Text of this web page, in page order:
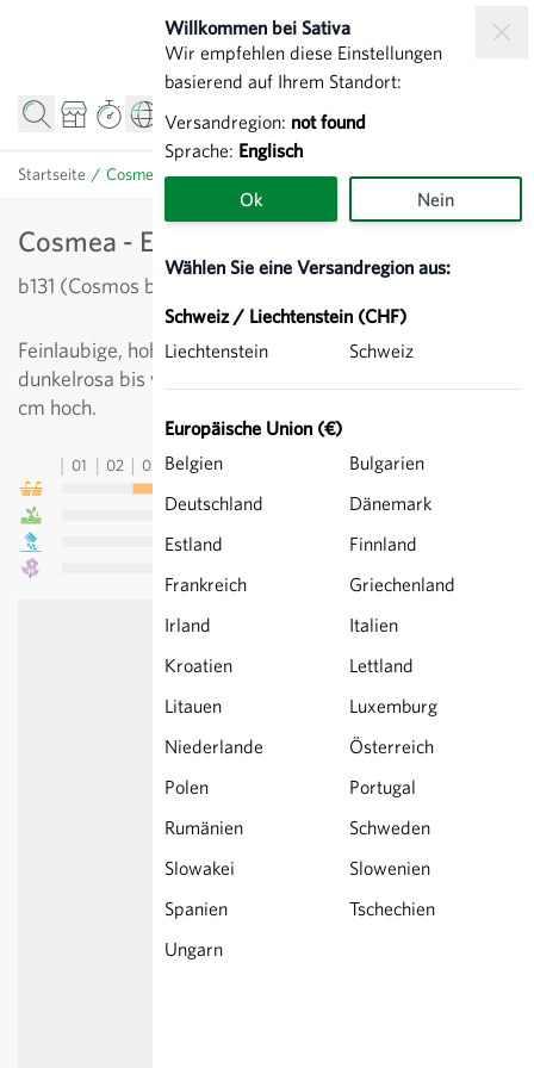
Willkommen bei Sativa
Wir empfehlen diese Einstellungen
basierend auf Ihrem Standort:
Versandregion: not found
Sprache: Englisch
Ok Nein
Wählen Sie eine Versandregion aus:
Schweiz / Liechtenstein (CHF)
Liechtenstein
Schweiz
Europäische Union (€)
Belgien
Bulgarien
Deutschland
Dänemark
Estland
Finnland
Frankreich
Griechenland
Irland
Italien
Kroatien
Lettland
Litauen
Luxemburg
Niederlande
Österreich
Polen
Portugal
Rumänien
Schweden
Slowakei
Slowenien
Spanien
Tschechien
Ungarn
Startseite / Cosmea - Einjährige Blume
Cosmea - Einjährige Blume
b131 (Cosmos bipinnatus)
Feinlaubige, hohe Sommerblume mit Blüten von
dunkelrosa bis weiss. Gute Schnittblume. Ca. 100-180
cm hoch.
01 02 03 04 05 09 10